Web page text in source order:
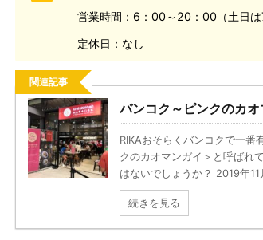
営業時間：6：00～20：00（土日は
定休日：なし
関連記事
バンコク～ピンクのカ
RIKAおそらくバンコクで一番
クのカオマンガイ＞と呼ばれ
はないでしょうか？ 2019年
続きを見る